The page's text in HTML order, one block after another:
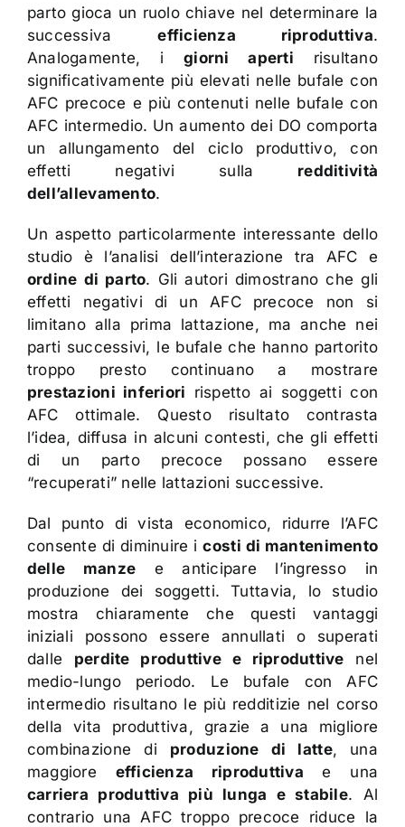
parto gioca un ruolo chiave nel determinare la
successivaefficienza riproduttiva.
Analogamente, igiorni aperti risultano
significativamente più elevati nelle bufale con
AFC precoce e più contenuti nelle bufale con
AFC intermedio. Un aumento dei DO comporta
un allungamento del ciclo produttivo, con
effetti negativi sulla redditività
dell’allevamento.
Un aspetto particolarmente interessante dello
studio è l’analisi dell’interazione tra AFC e
ordine di parto. Gli autori dimostrano che gli
effetti negativi di un AFC precoce non si
limitano alla prima lattazione, ma anche nei
parti successivi, le bufale che hanno partorito
troppo presto continuano a mostrare
prestazioni inferiori rispetto ai soggetti con
AFC ottimale. Questo risultato contrasta
l’idea, diffusa in alcuni contesti, che gli effetti
di un parto precoce possano essere
“recuperati” nelle lattazioni successive.
Dal punto di vista economico, ridurre l’AFC
consente di diminuire icosti di mantenimento
delle manze e anticipare l’ingresso in
produzione dei soggetti. Tuttavia, lo studio
mostra chiaramente che questi vantaggi
iniziali possono essere annullati o superati
dalle perdite produttive e riproduttive nel
medio-lungo periodo. Le bufale con AFC
intermedio risultano le più redditizie nel corso
della vita produttiva, grazie a una migliore
combinazione di produzione di latte, una
maggiore efficienza riproduttiva e una
carriera produttiva più lunga e stabile. Al
contrario una AFC troppo precoce riduce la